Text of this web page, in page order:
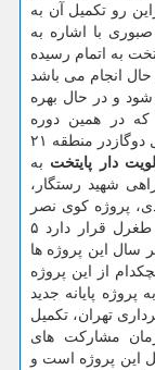
۴ ساله باشند ازاین رو تكمیل آن به
با اشاره به
عمرانی پایتخت به اتمام رسیده
انجام می باشد
و در حال بهره
در همین دوره
تعریف، اجرا و به بهره برداری رسیده است. یا پل دوگازدر منطقه ۲۱
به
شهید رستگار،
پروژه كوی نصر
و پروژه مجتمع فرهنگی رازی كه در كنار برج طغرل قرار دارد ۵
سال این پروژه ها
از این پروژه
پایانه جدید
اظهار داشت: در بودجه سال ۹۸ شهرداری تهران، تكمیل
مشاركت های
این پروژه است و